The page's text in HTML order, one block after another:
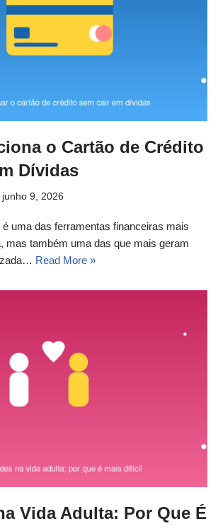
o Cartão de Crédito
Dívidas
junho 9, 2026
uma das ferramentas financeiras mais
mas também uma das que mais geram
Read More »
Vida Adulta: Por Que É